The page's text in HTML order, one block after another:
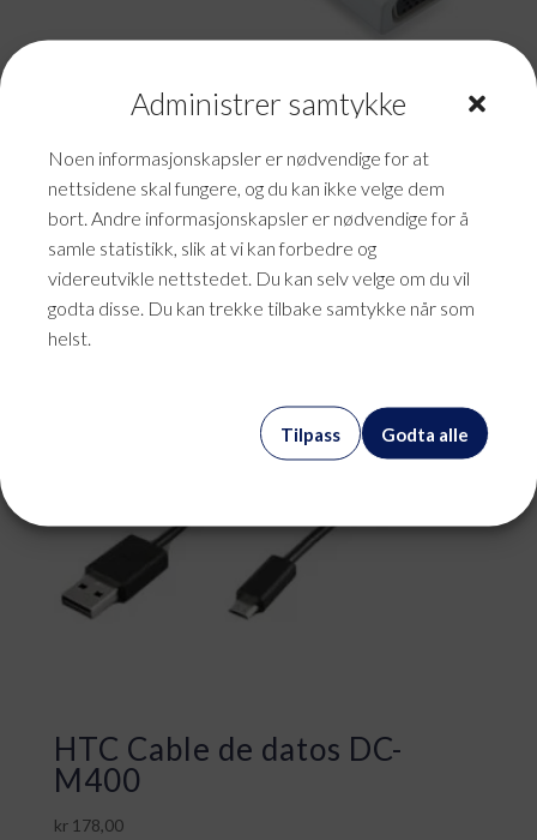
Administrer samtykke
Noen informasjonskapsler er nødvendige for at
nettsidene skal fungere, og du kan ikke velge dem
bort. Andre informasjonskapsler er nødvendige for å
samle statistikk, slik at vi kan forbedre og
videreutvikle nettstedet. Du kan selv velge om du vil
godta disse. Du kan trekke tilbake samtykke når som
helst.
Godta alle
Tilpass
St-Bu hvit
kr230,00
HTC Cable de datos DC-
M400
kr178,00